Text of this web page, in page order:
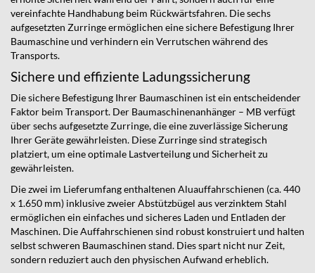
vereinfachte Handhabung beim Rückwärtsfahren. Die sechs
aufgesetzten Zurringe ermöglichen eine sichere Befestigung Ihrer
Baumaschine und verhindern ein Verrutschen während des
Transports.
Sichere und effiziente Ladungssicherung
Die sichere Befestigung Ihrer Baumaschinen ist ein entscheidender
Faktor beim Transport. Der Baumaschinenanhänger – MB verfügt
über sechs aufgesetzte Zurringe, die eine zuverlässige Sicherung
Ihrer Geräte gewährleisten. Diese Zurringe sind strategisch
platziert, um eine optimale Lastverteilung und Sicherheit zu
gewährleisten.
Die zwei im Lieferumfang enthaltenen Aluauffahrschienen (ca. 440
x 1.650 mm) inklusive zweier Abstützbügel aus verzinktem Stahl
ermöglichen ein einfaches und sicheres Laden und Entladen der
Maschinen. Die Auffahrschienen sind robust konstruiert und halten
selbst schweren Baumaschinen stand. Dies spart nicht nur Zeit,
sondern reduziert auch den physischen Aufwand erheblich.